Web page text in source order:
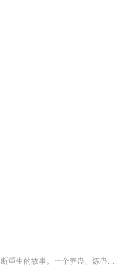
内容简介【黑暗文反派流封神之作】人是万物之灵，蛊是天地真精。一个穿越者不断重生的故事。一个养蛊、炼蛊、用蛊的奇特世界。配音组（男角色）老宝玉旁白...